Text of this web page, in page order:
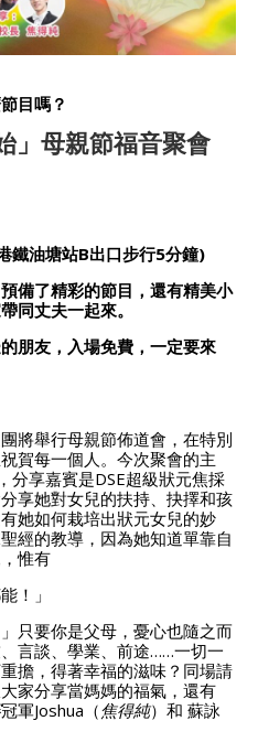
目嗎？
」母親節福音聚會
鐵油塘站B出口步行5分鐘)
備了精彩的節目 ， 還有精美小
同丈夫一起來。
朋友 ， 入場免費，一定要來
將舉行母親節佈道會，在特別
賀每一個人。 今次聚會的主
分享嘉賓是DSE超級狀元焦採
享她對女兒的扶持、抉擇和孩
她如何栽培出狀元女兒的妙
經的教導，因為她知道單靠自
惟有
！」
只要你是父母，憂心也隨之而
言談、學業、前途……一切一
擔，得著幸福的滋味？ 同場請
家分享當媽媽的福氣，還有
冠軍Joshua（焦得純）和 蘇詠